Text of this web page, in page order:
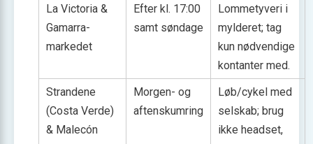
La Victoria &
Gamarra-
markedet
Efter kl. 17:00
samt søndage
Lommetyveri i
mylderet; tag
kun nødvendige
kontanter med.
Strandene
(Costa Verde)
& Malecón
Morgen- og
aftenskumring
Løb/cykel med
selskab; brug
ikke headset,